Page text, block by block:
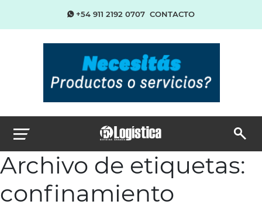
+54 911 2192 0707 CONTACTO
Archivo de etiquetas:
confinamiento